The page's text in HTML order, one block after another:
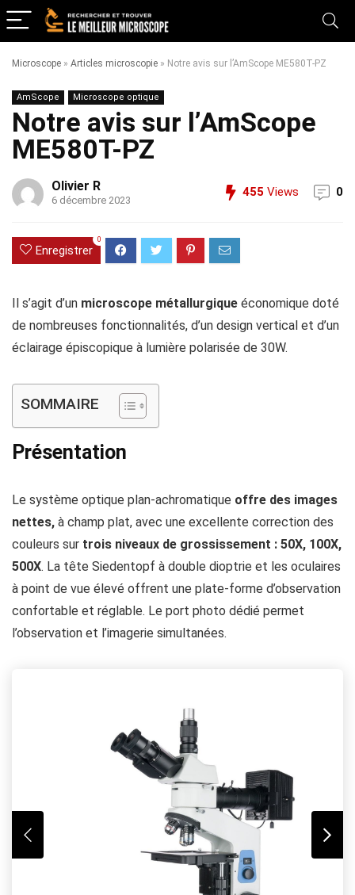
Microscope » Articles microscopie » Notre avis sur l’AmScope ME580T-PZ
AmScope Microscope optique
Notre avis sur l’AmScope
ME580T-PZ
Olivier R
6 décembre 2023
455 Views 0
Enregistrer
0
Il s’agit d’un microscope métallurgique économique doté
de nombreuses fonctionnalités, d’un design vertical et d’un
éclairage épiscopique à lumière polarisée de 30W.
SOMMAIRE
Présentation
Le système optique plan-achromatique offre des images
nettes, à champ plat, avec une excellente correction des
couleurs sur trois niveaux de grossissement : 50X, 100X,
500X. La tête Siedentopf à double dioptrie et les oculaires
à point de vue élevé offrent une plate-forme d’observation
confortable et réglable. Le port photo dédié permet
l’observation et l’imagerie simultanées.